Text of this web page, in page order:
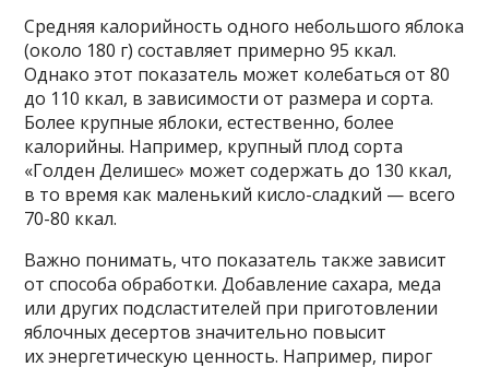
Средняя калорийность одного небольшого яблока
(около 180 г) составляет примерно 95 ккал.
Однако этот показатель может колебаться от 80
до 110 ккал, в зависимости от размера и сорта.
Более крупные яблоки, естественно, более
калорийны. Например, крупный плод сорта
«Голден Делишес» может содержать до 130 ккал,
в то время как маленький кисло-сладкий — всего
70-80 ккал.
Важно понимать, что показатель также зависит
от способа обработки. Добавление сахара, меда
или других подсластителей при приготовлении
яблочных десертов значительно повысит
их энергетическую ценность. Например, пирог